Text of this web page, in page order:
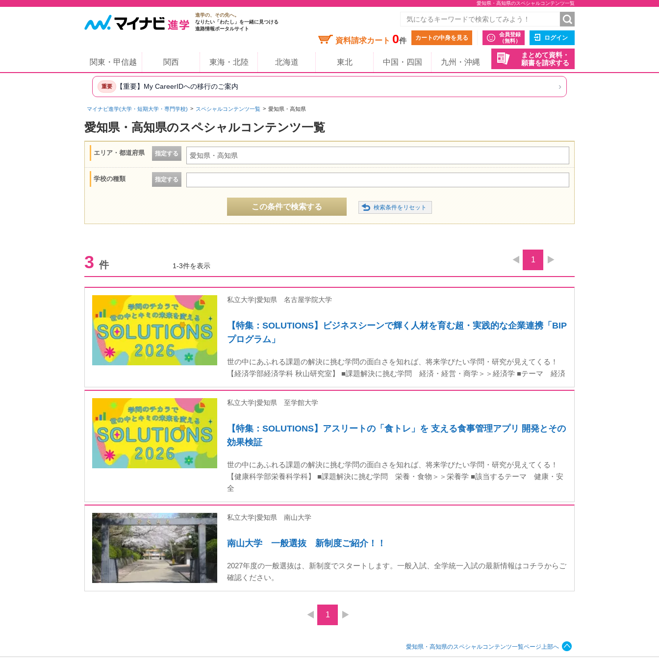
愛知県・高知県のスペシャルコンテンツ一覧
進学の、その先へ。
なりたい「わたし」を一緒に見つける
進路情報ポータルサイト
資料請求カート 0件 カートの中身を見る
会員登録
（無料）
ログイン
まとめて資料・
願書を請求する
関東・甲信越 関西 東海・北陸 北海道 東北 中国・四国 九州・沖縄
重要 【重要】My CareerIDへの移行のご案内 ›
マイナビ進学(大学・短期大学・専門学校) スペシャルコンテンツ一覧 愛知県・高知県
愛知県・高知県のスペシャルコンテンツ一覧
エリア・都道府県 指定する 愛知県・高知県
学校の種類 指定する
この条件で検索する
3 件 1-3件を表示
1
私立大学|愛知県 名古屋学院大学
【特集：SOLUTIONS】ビジネスシーンで輝く人材を育む超・実践的な企業連携「BIP
プログラム」
世の中にあふれる課題の解決に挑む学問の面白さを知れば、将来学びたい学問・研究が見えてくる！
【経済学部経済学科 秋山研究室】 ■課題解決に挑む学問 経済・経営・商学＞＞経済学 ■テーマ 経済
私立大学|愛知県 至学館大学
【特集：SOLUTIONS】アスリートの「食トレ」を 支える食事管理アプリ 開発とその
効果検証
世の中にあふれる課題の解決に挑む学問の面白さを知れば、将来学びたい学問・研究が見えてくる！
【健康科学部栄養科学科】 ■課題解決に挑む学問 栄養・食物＞＞栄養学 ■該当するテーマ 健康・安
全
私立大学|愛知県 南山大学
南山大学 一般選抜 新制度ご紹介！！
2027年度の一般選抜は、新制度でスタートします。一般入試、全学統一入試の最新情報はコチラからご
確認ください。
1
愛知県・高知県のスペシャルコンテンツ一覧ページ上部へ